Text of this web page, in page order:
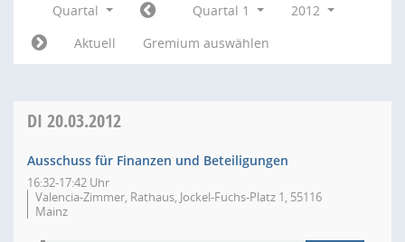
Quartal Quartal 1
2012
Aktuell
Gremium auswählen
DI 20.03.2012
Ausschuss für Finanzen und Beteiligungen
16:32-17:42 Uhr
Valencia-Zimmer, Rathaus, Jockel-Fuchs-Platz 1, 55116
Mainz